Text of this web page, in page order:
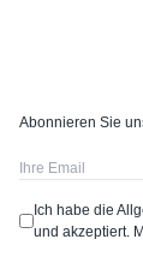
Abonnieren Sie
Ich habe die
und akzeptiert.